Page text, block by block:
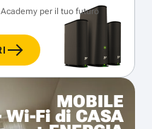
per il tuo futuro
MOBILE
Wi-Fi di CASA